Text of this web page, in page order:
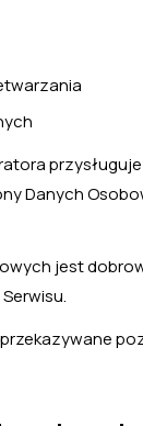
Danych
jest